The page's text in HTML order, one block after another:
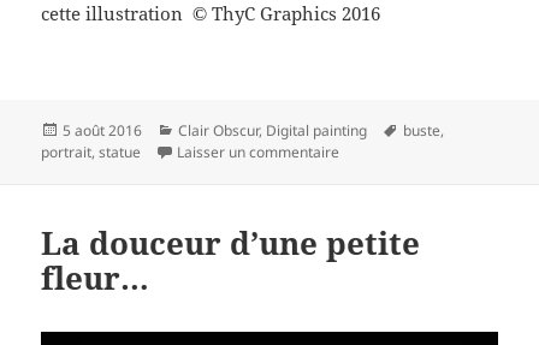
cette illustration©ThyC Graphics 2016
Publié
le
5 août 2016 Catégories
Clair Obscur, Digital painting
Mots-
buste,
portrait,statue Laisser un commentaire
La douceur d’une petite
fleur…